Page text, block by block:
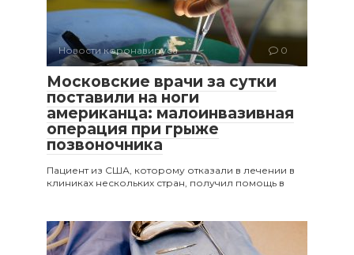
Новости коронавируса 0
Московские врачи за сутки
поставили на ноги
американца: малоинвазивная
операция при грыже
позвоночника
Пациент из США, которому отказали в лечении в
клиниках нескольких стран, получил помощь в